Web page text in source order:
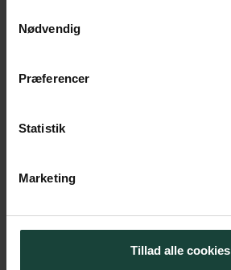
Nødvendig
Præferencer
Statistik
Marketing
Tillad alle cookies
Dato
Pris 125 kr.